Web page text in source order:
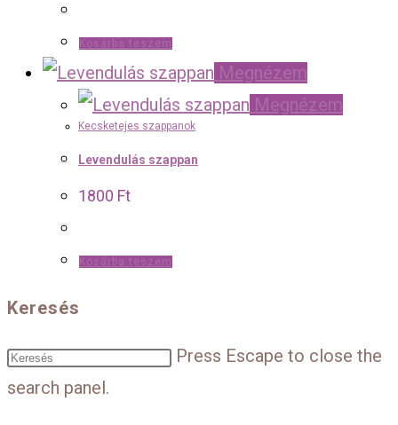
Kosárba teszem
Megnézem
Megnézem
Kecsketejes szappanok
Levendulás szappan
1800 Ft
Kosárba teszem
Keresés
Press Escape to close the
search panel.